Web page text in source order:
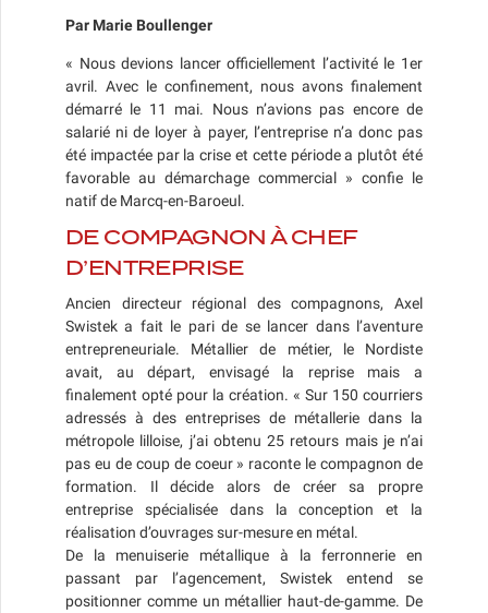
Par Marie Boullenger
« Nous devions lancer officiellement l’activité le 1er
avril. Avec le confinement, nous avons finalement
démarré le 11 mai. Nous n’avions pas encore de
salarié ni de loyer à payer, l’entreprise n’a donc pas
été impactée par la crise et cette période a plutôt été
favorable au démarchage commercial » confie le
natif de Marcq-en-Baroeul.
DE COMPAGNON À CHEF
D’ENTREPRISE
Ancien directeur régional des compagnons, Axel
Swistek a fait le pari de se lancer dans l’aventure
entrepreneuriale. Métallier de métier, le Nordiste
avait, au départ, envisagé la reprise mais a
finalement opté pour la création. « Sur 150 courriers
adressés à des entreprises de métallerie dans la
métropole lilloise, j’ai obtenu 25 retours mais je n’ai
pas eu de coup de coeur » raconte le compagnon de
formation. Il décide alors de créer sa propre
entreprise spécialisée dans la conception et la
réalisation d’ouvrages sur-mesure en métal.
De la menuiserie métallique à la ferronnerie en
passant par l’agencement, Swistek entend se
positionner comme un métallier haut-de-gamme. De